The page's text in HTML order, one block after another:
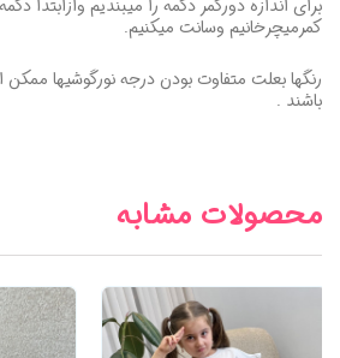
برای اندازه دورکمر دکمه را میبندیم وازابتدا
کمرمیچرخانیم وسانت میکنیم.
رنگها بعلت متفاوت بودن درجه نورگوشیها
باشند .
محصولات مشابه
10%تخفیف